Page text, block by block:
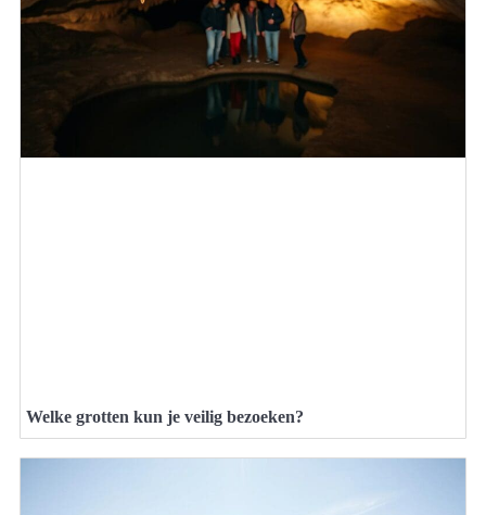
Welke grotten kun je veilig bezoeken?